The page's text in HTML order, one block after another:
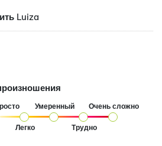
Luiza
Легко
Умеренный
Трудно
Очень сложно